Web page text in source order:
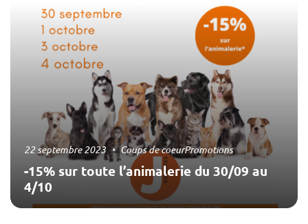
-15% sur toute l’animalerie du 30/09 au
4/10
22 septembre 2023 Coups de coeurPromotions